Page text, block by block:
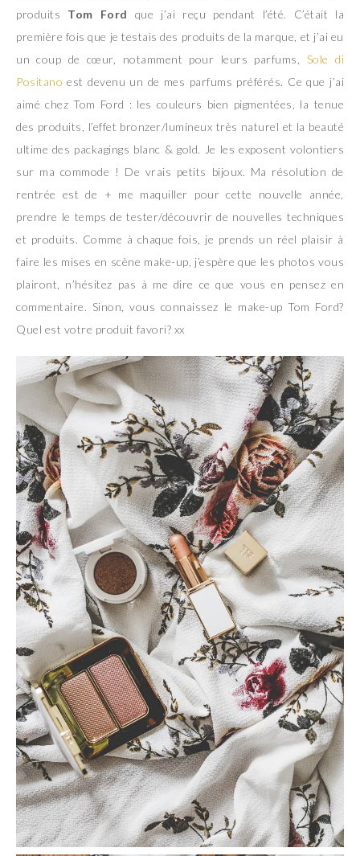
produits Tom Ford que j’ai reçu pendant l’été. C’était la
première fois que je testais des produits de la marque, et j’ai eu
un coup de cœur, notamment pour leurs parfums, Sole di
Positano est devenu un de mes parfums préférés. Ce que j’ai
aimé chez Tom Ford : les couleurs bien pigmentées, la tenue
des produits, l’effet bronzer/lumineux très naturel et la beauté
ultime des packagings blanc & gold. Je les exposent volontiers
sur ma commode ! De vrais petits bijoux. Ma résolution de
rentrée est de + me maquiller pour cette nouvelle année,
prendre le temps de tester/découvrir de nouvelles techniques
et produits. Comme à chaque fois, je prends un réel plaisir à
faire les mises en scène make-up, j’espère que les photos vous
plairont, n’hésitez pas à me dire ce que vous en pensez en
commentaire. Sinon, vous connaissez le make-up Tom Ford?
Quel est votre produit favori? xx